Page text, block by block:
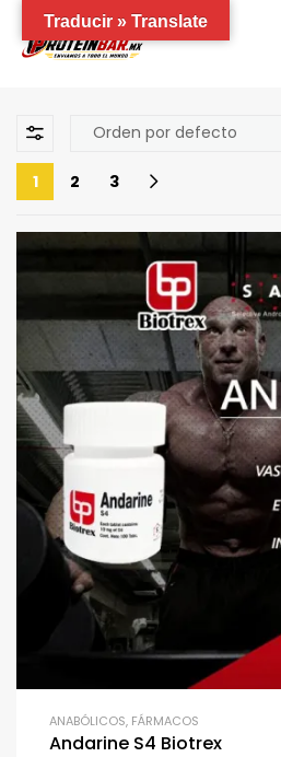
1 2 3
ANABÓLICOS, FÁRMACOS
Andarine S4 Biotrex
Traducir » Translate